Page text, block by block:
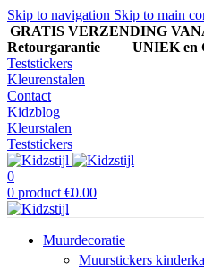
Skip to navigation Skip to main
GRATIS VERZENDING
Retourgarantie UNIEK en
Teststickers
Kleurenstalen
Contact
Kidzblog
Kleurstalen
Teststickers
0
0 product €0.00
Muurdecoratie
Muurstickers